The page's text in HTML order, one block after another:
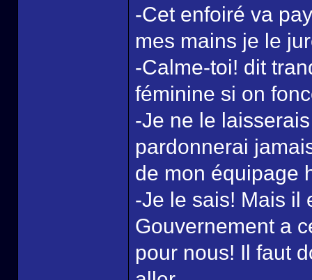
-Cet enfoiré va
mes mains je le
-Calme-toi! dit
féminine si on
-Je ne le
pardonnerai
de mon équipage
-Je le sais! Mais il
Gouvernement a
pour nous! Il faut